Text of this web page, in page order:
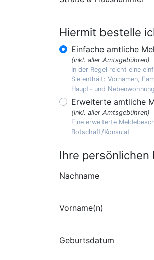
Hiermit bestelle
Einfache amtliche
(inkl. aller Amtsgebühren)
In der Regel reicht eine
Sie enthält: Vornamen,
Haupt- und Nebenwohnung
Erweiterte amtliche
(inkl. aller Amtsgebühren)
Eine erweiterte
Botschaft/Konsulat
Ihre persönlichen
Nachname
Vorname(n)
Geburtsdatum